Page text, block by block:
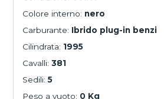
Colore interno: nero
Carburante: Ibrido plug-in benzi
Cilindrata: 1995
Cavalli: 381
Sedili:5
Peso a vuoto: 0 Kg